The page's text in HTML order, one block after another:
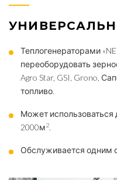
Теплогенераторами
переоборудовать
Agro Star, GSI, Grono,
топливо.
Может использоваться
2000м2.
Обслуживается одним